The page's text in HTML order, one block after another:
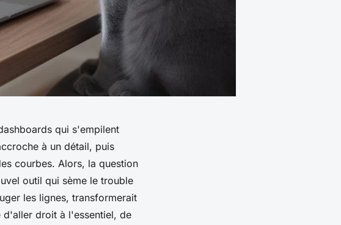
qui s'empilent
à un détail, puis
courbes. Alors, la question
outil qui sème le trouble
les lignes, transformerait
d'aller droit à l'essentiel, de